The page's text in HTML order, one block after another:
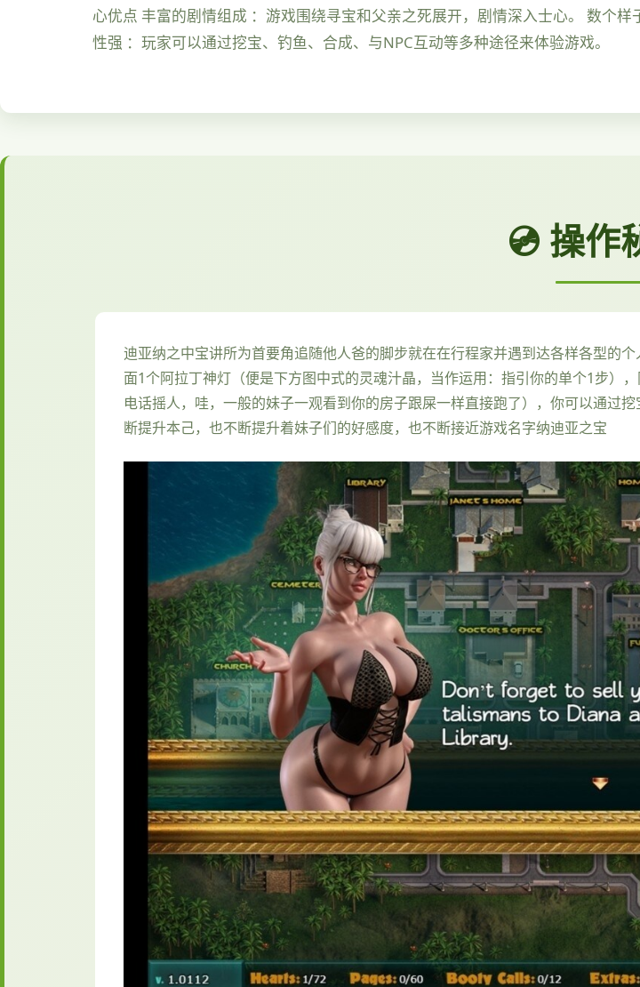
心优点 丰富的剧情组成 ：游戏围绕寻宝和父亲之死展开，剧情深入士心。 数个
性强 ：玩家可以通过挖宝、钓鱼、合成、与NPC互动等多种途径来体验游戏。
💿 操作
迪亚纳之中宝讲所为首要角追随他人爸的脚步就在在行程家并遇到达各样各型的
面1个阿拉丁神灯（便是下方图中式的灵魂汁晶，当作运用：指引你的单个1步）
电话摇人，哇，一般的妹子一观看到你的房子跟屎一样直接跑了），你可以通过
断提升本己，也不断提升着妹子们的好感度，也不断接近游戏名字纳迪亚之宝